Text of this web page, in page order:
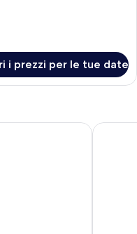
i prezzi per le tue date